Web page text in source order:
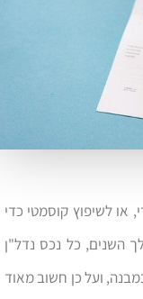
או לשיפוץ קוסמטי כדי
השנים, כל נכס נדל"ן
ועל כן חשוב מאוד